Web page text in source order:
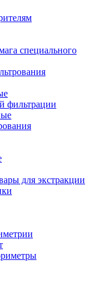
специального
фильтрации
для экстракции